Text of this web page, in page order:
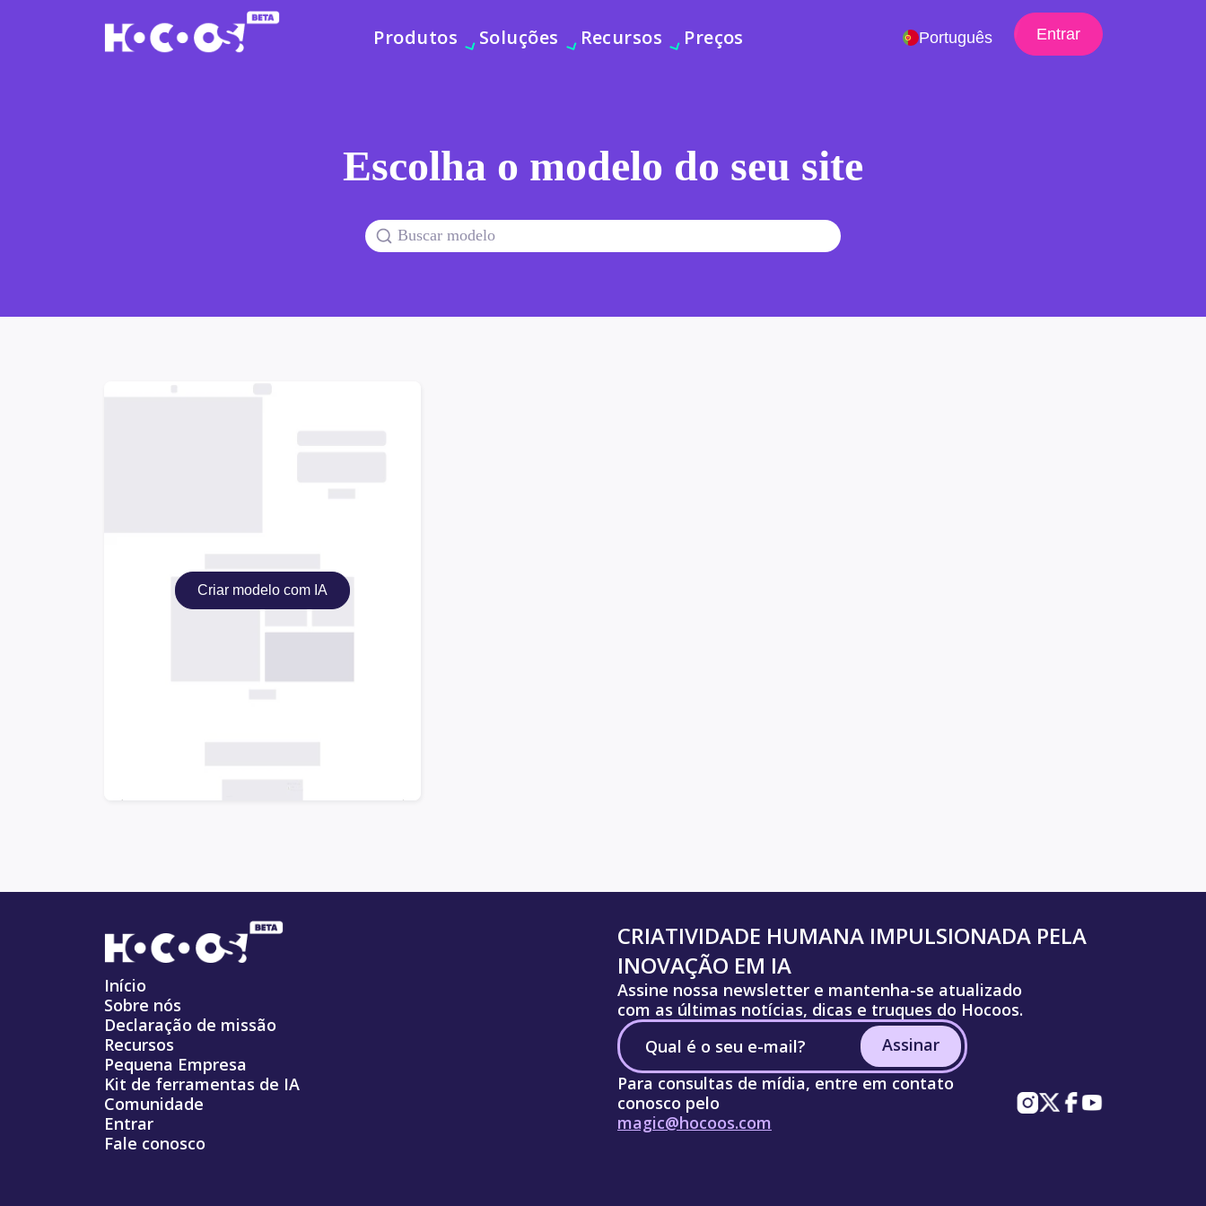
Produtos Soluções Recursos Preços Português Entrar
Escolha o modelo do seu site
Criar modelo com IA
Início
Sobre nós
Declaração de missão
Recursos
Pequena Empresa
Kit de ferramentas de IA
Comunidade
Entrar
Fale conosco
CRIATIVIDADE HUMANA IMPULSIONADA PELA
INOVAÇÃO EM IA
Assine nossa newsletter e mantenha-se atualizado
com as últimas notícias, dicas e truques do Hocoos.
Assinar
Para consultas de mídia, entre em contato
conosco pelo
magic@hocoos.com